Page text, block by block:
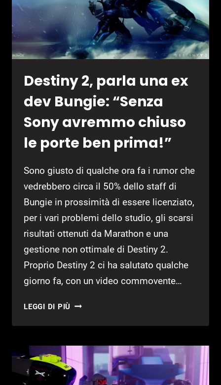
Destiny 2, parla una ex
dev Bungie: “Senza
Sony avremmo chiuso
le porte ben prima!”
Sono giusto di qualche ora fa i rumor che
vedrebbero circa il 50% dello staff di
Bungie in prossimità di essere licenziato,
per i vari problemi dello studio, gli scarsi
risultati ottenuti da Marathon e una
gestione non ottimale di Destiny 2.
Proprio Destiny 2 ci ha salutato qualche
giorno fa, con un video commovente…
LEGGI DI PIÙ DESTINY
PARLA
DEV
BUNGIE: